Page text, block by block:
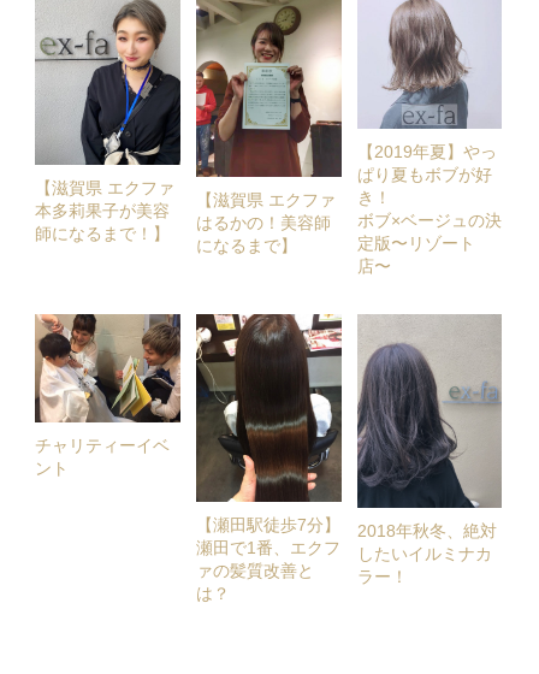
【滋賀県 エクファ
本多莉果子が美容
師になるまで！】
【滋賀県 エクファ
はるかの！美容師
になるまで】
【2019年夏】やっ
ぱり夏もボブが好
き！
ボブ×ベージュの決
定版〜リゾート
店〜
チャリティーイベ
ント
【瀬田駅徒歩7分】
瀬田で1番、エクフ
ァの髪質改善と
は？
2018年秋冬、絶対
したいイルミナカ
ラー！